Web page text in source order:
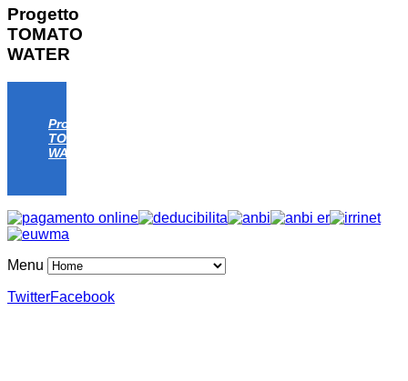
Progetto
TOMATO
WATER
Progetto
TOMATO
WATER
Menu
TwitterFacebook